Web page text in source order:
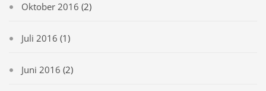
Oktober 2016 (2)
Juli 2016 (1)
Juni 2016 (2)